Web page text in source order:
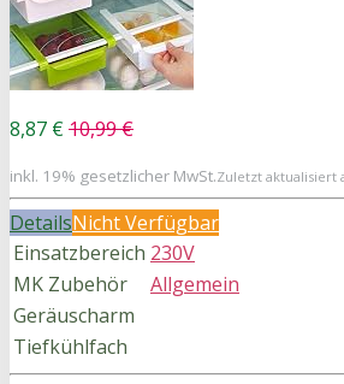
8,87 € 10,99 €
inkl. 19% gesetzlicher MwSt.Zuletzt aktualisiert
DetailsNicht Verfügbar
Einsatzbereich 230V
MK Zubehör
Allgemein
Geräuscharm
Tiefkühlfach